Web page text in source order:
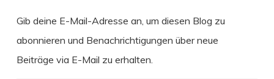
Gib deine E-Mail-Adresse an, um diesen Blog zu
abonnieren und Benachrichtigungen über neue
Beiträge via E-Mail zu erhalten.